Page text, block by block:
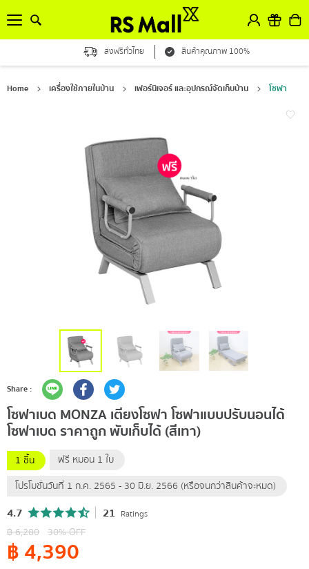
ส่งฟรีทั่วไทย สินค้าคุณภาพ 100%
Home เครื่องใช้ภายในบ้าน เฟอร์นิเจอร์ และอุปกรณ์จัดเก็บบ้าน โซฟา
Share :
โซฟาเบด MONZA เตียงโซฟา โซฟาแบบปรับนอนได้
โซฟาเบด ราคาถูก พับเก็บได้ (สีเทา)
1 ชิ้น
ฟรี หมอน 1 ใบ
โปรโมชั่นวันที่ 1 ก.ค. 2565 - 30 มิ.ย. 2566 (หรือจนกว่าสินค้าจะหมด)
4.7 21 Ratings
฿6,280 30% OFF
฿4,390